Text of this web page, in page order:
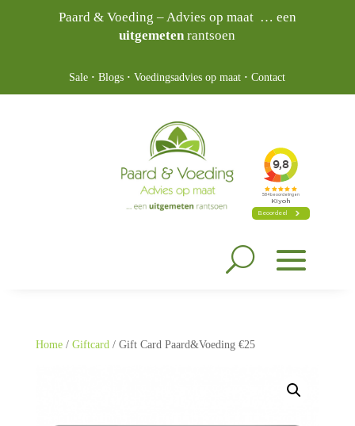
Paard & Voeding – Advies op maat … een
uitgemetenrantsoen
Sale ·Blogs ·Voedingsadvies op maat ·Contact
Home/ Giftcard/ Gift Card Paard&Voeding €25